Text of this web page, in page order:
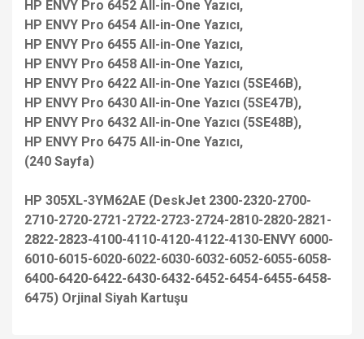
HP ENVY Pro 6452 All-in-One Yazıcı,
HP ENVY Pro 6454 All-in-One Yazıcı,
HP ENVY Pro 6455 All-in-One Yazıcı,
HP ENVY Pro 6458 All-in-One Yazıcı,
HP ENVY Pro 6422 All-in-One Yazıcı (5SE46B),
HP ENVY Pro 6430 All-in-One Yazıcı (5SE47B),
HP ENVY Pro 6432 All-in-One Yazıcı (5SE48B),
HP ENVY Pro 6475 All-in-One Yazıcı,
(240 Sayfa)
HP 305XL-3YM62AE (DeskJet 2300-2320-2700-
2710-2720-2721-2722-2723-2724-2810-2820-2821-
2822-2823-4100-4110-4120-4122-4130-ENVY 6000-
6010-6015-6020-6022-6030-6032-6052-6055-6058-
6400-6420-6422-6430-6432-6452-6454-6455-6458-
6475) Orjinal Siyah Kartuşu